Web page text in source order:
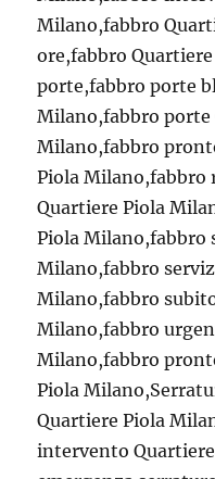
Milano,fabbro
ore,fabbro
porte,fabbro porte
Milano,fabbro porte
Milano,fabbro
Piola Milano,fabbro
Quartiere Piola
Piola Milano,fabbro
Milano,fabbro
Milano,fabbro
Milano,fabbro
Milano,fabbro
Piola
Quartiere Piola
intervento